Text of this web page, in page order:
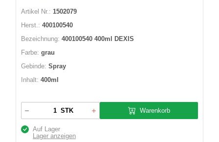
Artikel Nr.: 1502079
Herst.: 400100540
Bezeichnung: 400100540 400ml DEXIS
Farbe: grau
Gebinde: Spray
Inhalt: 400ml
STK Warenkorb
Auf Lager
Lager anzeigen